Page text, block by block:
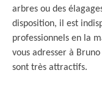
arbres ou des
disposition, il est
professionnels en la
vous adresser à
sont très attractifs.